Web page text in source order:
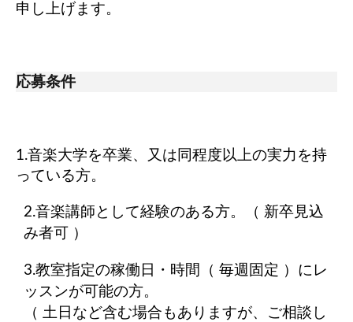
申し上げます。
応募条件
1.音楽大学を卒業、又は同程度以上の実力を持
っている方。
2.音楽講師として経験のある方。（ 新卒見込
み者可 ）
3.教室指定の稼働日・時間（ 毎週固定 ）にレ
ッスンが可能の方。
（ 土日など含む場合もありますが、ご相談し